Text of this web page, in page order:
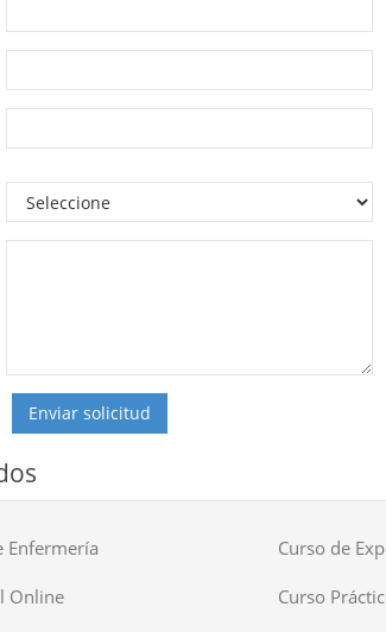
Enviar solicitud
Enfermería Curso de
Online Curso